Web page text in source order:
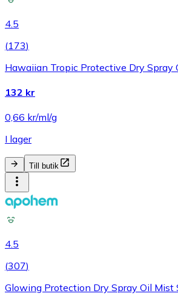
4.5
(173)
Hawaiian Tropic Protective Dry Spray
132 kr
0,66 kr/ml/g
I lager
Till butik
4.5
(307)
Glowing Protection Dry Spray Oil Mist